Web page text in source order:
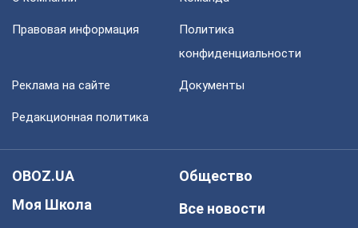
Правовая информация
Политика
конфиденциальности
Реклама на сайте Документы
Редакционная политика
OBOZ.UA
Моя Школа
Общество
Все новости